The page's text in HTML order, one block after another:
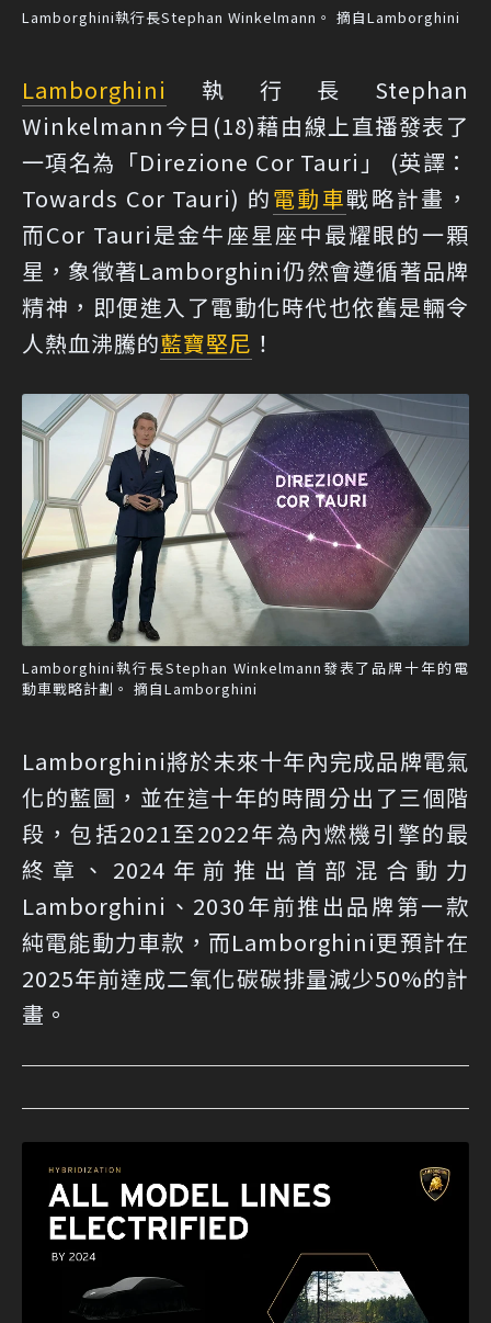
Lamborghini執行長Stephan Winkelmann。 摘自Lamborghini
Lamborghini
執行長Stephan
Winkelmann今日(18)藉由線上直播發表了
一項名為「Direzione Cor Tauri」 (英譯：
Towards Cor Tauri) 的電動車戰略計畫，
而Cor Tauri是金牛座星座中最耀眼的一顆
星，象徵著Lamborghini仍然會遵循著品牌
精神，即便進入了電動化時代也依舊是輛令
人熱血沸騰的藍寶堅尼 ！
Lamborghini執行長Stephan Winkelmann發表了品牌十年的電
動車戰略計劃。 摘自Lamborghini
Lamborghini將於未來十年內完成品牌電氣
化的藍圖，並在這十年的時間分出了三個階
段，包括2021至2022年為內燃機引擎的最
終章、2024年前推出首部混合動力
Lamborghini、2030年前推出品牌第一款
純電能動力車款，而Lamborghini更預計在
2025年前達成二氧化碳碳排量減少50%的計
畫。